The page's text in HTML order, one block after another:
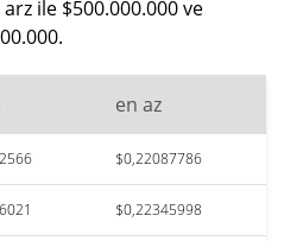
ile $500.000.000 ve
en az
$0,22087786
$0,22345998